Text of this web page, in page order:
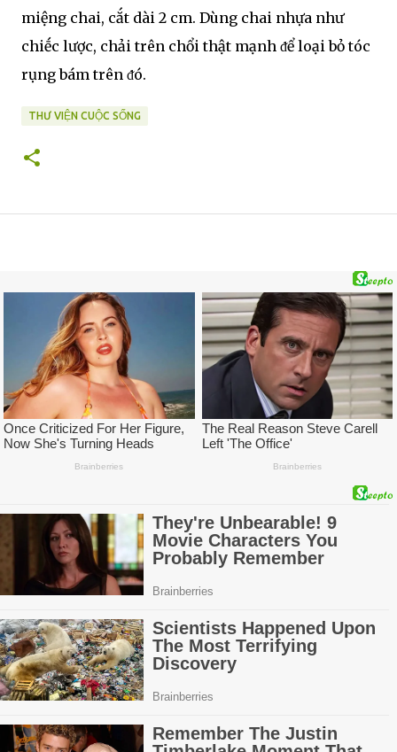
miệng chai, cắt dài 2 cm. Dùng chai nhựa như
chiḗc lược, chải trên chổi thật mạnh ᵭể loại bỏ tóc
rụng bám trên ᵭó.
THƯ VIỆN CUỘC SỐNG